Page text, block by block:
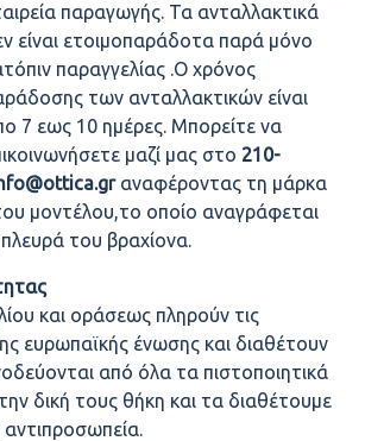
παραγωγής. Τα ανταλλακτικά
είναι ετοιμοπαράδοτα παρά μόνο
παραγγελίας .Ο χρόνος
των ανταλλακτικών είναι
7 εως 10 ημέρες. Μπορείτε να
μαζί μας στο 210-
αναφέροντας τη μάρκα
μοντέλου,το οποίο αναγράφεται
του βραχίονα.
και οράσεως πληρούν τις
ευρωπαϊκής ένωσης και διαθέτουν
από όλα τα πιστοποιητικά
δική τους θήκη και τα διαθέτουμε